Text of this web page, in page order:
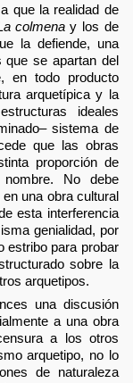
que la realidad de
colmenay los de
la defiende, una
que se apartan del
en todo producto
arquetípica y la
ideales
sistema de
que las obras
proporción de
No debe
una obra cultural
esta interferencia
genialidad, por
estribo para probar
sobre la
arquetipos.
una discusión
a una obra
a los otros
arquetipo, no lo
de naturaleza